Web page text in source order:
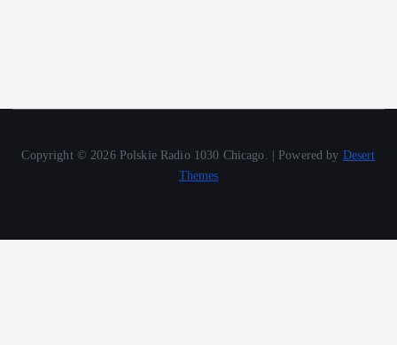
Copyright © 2026 Polskie Radio 1030 Chicago. | Powered by Desert
Themes